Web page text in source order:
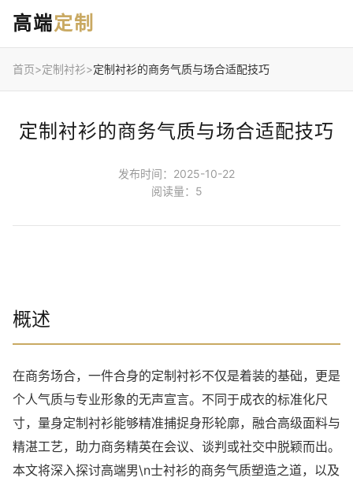
高端定制
首页>定制衬衫>定制衬衫的商务气质与场合适配技巧
定制衬衫的商务气质与场合适配技巧
发布时间：2025-10-22
阅读量：5
概述
在商务场合，一件合身的定制衬衫不仅是着装的基础，更是
个人气质与专业形象的无声宣言。不同于成衣的标准化尺
寸，量身定制衬衫能够精准捕捉身形轮廓，融合高级面料与
精湛工艺，助力商务精英在会议、谈判或社交中脱颖而出。
本文将深入探讨高端男\n士衬衫的商务气质塑造之道，以及